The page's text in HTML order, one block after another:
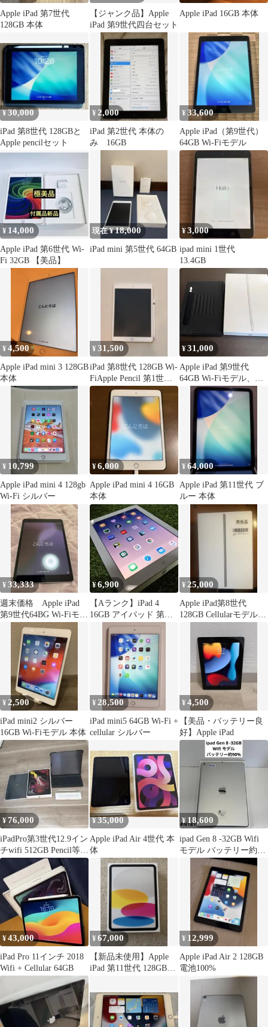
Apple iPad 第7世代
128GB 本体
【ジャンク品】Apple
iPad 第9世代四台セット
Apple iPad 16GB 本体
¥30,000
iPad 第8世代 128GBと
Apple pencilセット
¥ 2,000
iPad 第2世代 本体の
み 16GB
¥33,600
Apple iPad（第9世代）
64GB Wi-Fiモデル
¥ 14,000
Apple iPad 第6世代 Wi-
Fi 32GB 【美品】
現在 ¥18,000
iPad mini 第5世代 64GB
¥3,000
ipad mini 1世代
13.4GB
¥4,500
Apple iPad mini 3 128GB
本体
¥31,500
iPad 第8世代 128GB Wi-
FiApple Pencil 第1世代
付
¥31,000
Apple iPad 第9世代
64GB Wi-Fiモデル、ケ
ース、ペンシル付き
¥ 10,799
Apple iPad mini 4 128gb
Wi-Fi シルバー
¥6,000
Apple iPad mini 4 16GB
本体
¥64,000
Apple iPad 第11世代 ブ
ルー 本体
¥33,333
週末価格 Apple iPad
第9世代64BG Wi-Fiモデ
ル シルバー箱付
¥6,900
【Aランク】iPad 4
16GB アイパッド 第４
世代 #2
¥ 25,000
Apple iPad第8世代
128GB Cellularモデル
本体a2429
¥ 2,500
iPad mini2 シルバー
16GB Wi-Fiモデル 本体
¥ 28,500
iPad mini5 64GB Wi-Fi +
cellular シルバー
¥4,500
【美品・バッテリー良
好】Apple iPad
¥76,000
iPadPro第3世代12.9イン
チwifi 512GB Pencil等セ
ット
¥35,000
Apple iPad Air 4世代 本
体
¥ 18,600
ipad Gen 8 -32GB Wifi
モデル バッテリー約
¥43,000
iPad Pro 11インチ 2018
Wifi + Cellular 64GB
¥67,000
【新品未使用】Apple
iPad 第11世代 128GB
¥ 12,999
Apple iPad Air 2 128GB
電池100%